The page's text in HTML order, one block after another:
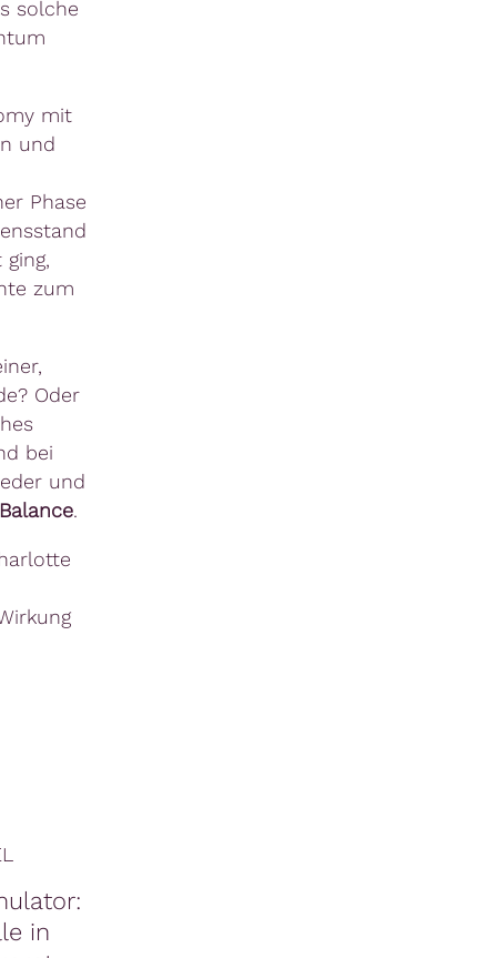
solche
mit
und
Phase
zum
Oder
bei
und
.
in